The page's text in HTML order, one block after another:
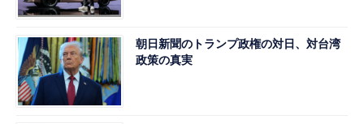
朝日新聞のトランプ政権の対日、対台湾
政策の真実